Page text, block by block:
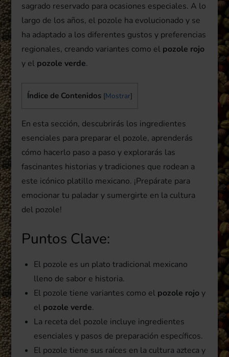
sagrado reservado para ocasiones especiales. A lo
largo de los años, el pozole ha evolucionado y se
ha adaptado a los diferentes gustos y preferencias
regionales, creando variantes como el pozole rojo
y el pozole verde.
Índice de Contenidos [Mostrar]
En esta sección, descubrirás los ingredientes
esenciales para preparar el pozole, aprenderás
cómo hacerlo paso a paso y explorarás las
fascinantes historias y tradiciones que rodean a
este icónico platillo mexicano. ¡Prepárate para
emocionar tu paladar y sumergirte en la cultura
del pozole!
Puntos Clave:
El pozole es un plato tradicional mexicano
lleno de sabor e historia.
El pozole tiene variantes como el pozole rojoy
el pozole verde.
La receta del pozole incluye ingredientes
esenciales y pasos de preparación específicos.
El pozole tiene sus raíces en la cultura azteca y